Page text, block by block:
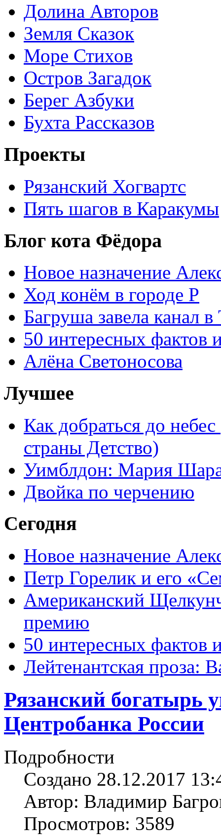
Долина Авторов
Земля Сказок
Море Стихов
Остров Загадок
Берег Азбуки
Бухта Рассказов
Проекты
Рязанский Хогвартс
Пять шагов в Каракумы
Блог кота Фёдора
Новое назначение
Ход конём в городе Р
Багруша завела канал в
50 интересных фактов
Алёна Светоносова
Лучшее
Как добраться до
страны Детство)
Уимблдон: Мария
Двойка по черчению
Сегодня
Новое назначение
Петр Горелик и его
Американский
премию
50 интересных фактов
Лейтенантская проза:
Рязанский богатырь
Центробанка России
Подробности
Создано 28.12.2017
Автор: Владимир
Просмотров: 3589